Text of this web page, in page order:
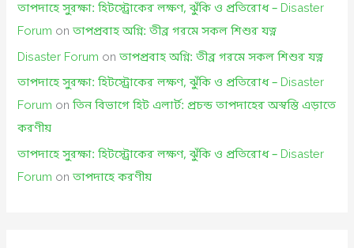
তাপদাহে সুরক্ষা: হিটস্ট্রোকের লক্ষণ, ঝুঁকি ও প্রতিরোধ – Disaster
Forum onতাপপ্রবাহ অগ্নি: তীব্র গরমে সকল শিশুর যত্ন
Disaster Forum onতাপপ্রবাহ অগ্নি: তীব্র গরমে সকল শিশুর যত্ন
তাপদাহে সুরক্ষা: হিটস্ট্রোকের লক্ষণ, ঝুঁকি ও প্রতিরোধ – Disaster
Forum onতিন বিভাগে হিট এলার্ট: প্রচন্ড তাপদাহের অস্বস্তি এড়াতে
করণীয়
তাপদাহে সুরক্ষা: হিটস্ট্রোকের লক্ষণ, ঝুঁকি ও প্রতিরোধ – Disaster
Forum onতাপদাহে করণীয়